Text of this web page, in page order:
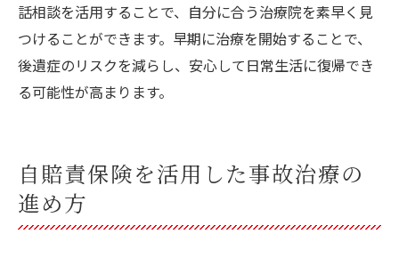
話相談を活用することで、自分に合う治療院を素早く見
つけることができます。早期に治療を開始することで、
後遺症のリスクを減らし、安心して日常生活に復帰でき
る可能性が高まります。
自賠責保険を活用した事故治療の
進め方